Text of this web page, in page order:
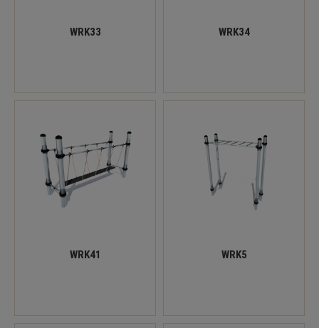
WRK33 WRK34
WRK41 WRK5